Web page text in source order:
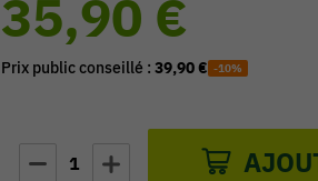
35,90 €
Prix public conseillé : 39,90 € -10%
1